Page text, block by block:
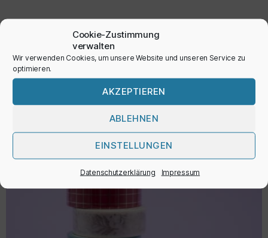
Cookie-Zustimmung
verwalten
Wir verwenden Cookies, um unsere Website und unseren Service zu
optimieren.
AKZEPTIEREN
ABLEHNEN
EINSTELLUNGEN
Datenschutzerklärung Impressum
AUSFÜHRUNG WÄHLEN